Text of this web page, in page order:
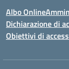
Albo Online
Dichiarazione di
Obiettivi di